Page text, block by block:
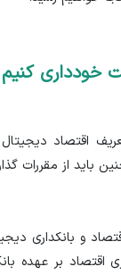
خودداری کنیم
اقتصاد
باید از مقررات
و بانکداری
اقتصاد بر عهده